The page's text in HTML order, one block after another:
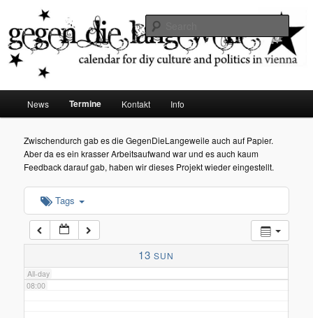
Gegen die Langeweile
diy dates vienna
Skip
to
primary
content
News Termine Kontakt Info
Zwischendurch gab es die GegenDieLangeweile auch auf Papier.
Aber da es ein krasser Arbeitsaufwand war und es auch kaum
Feedback darauf gab, haben wir dieses Projekt wieder eingestellt.
Tags
13 SUN
All-day
02:00
03:00
04:00
05:00
06:00
07:00
08:00